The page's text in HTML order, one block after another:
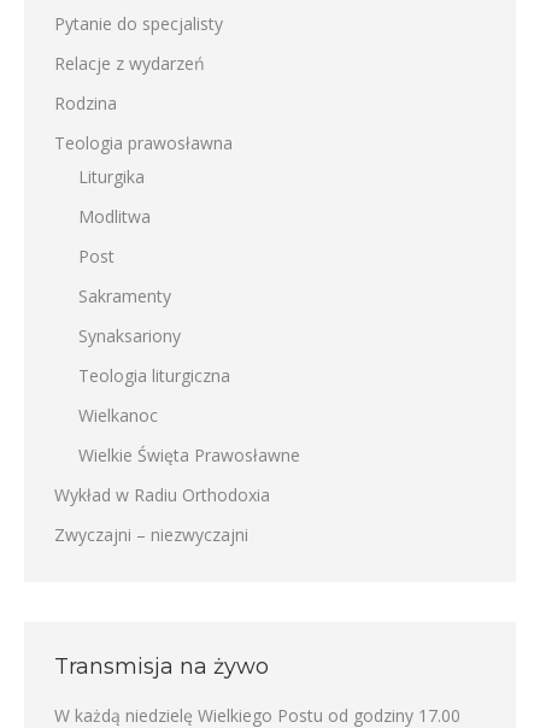
Pytanie do specjalisty
Relacje z wydarzeń
Rodzina
Teologia prawosławna
Liturgika
Modlitwa
Post
Sakramenty
Synaksariony
Teologia liturgiczna
Wielkanoc
Wielkie Święta Prawosławne
Wykład w Radiu Orthodoxia
Zwyczajni – niezwyczajni
Transmisja na żywo
W każdą niedzielę Wielkiego Postu od godziny 17.00